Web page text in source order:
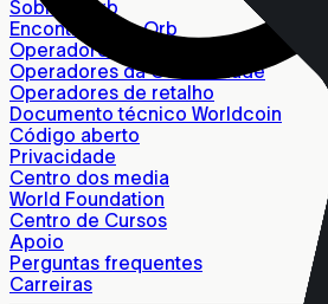
Sobre a Orb
Encontrar uma Orb
Operadores individuais
Operadores da Comunidade
Operadores de retalho
Documento técnico Worldcoin
Código aberto
Privacidade
Centro dos media
World Foundation
Centro de Cursos
Apoio
Perguntas frequentes
Carreiras